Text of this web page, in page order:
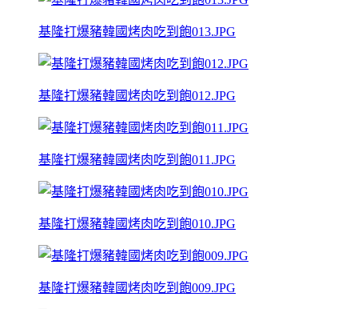
基隆打爆豬韓國烤肉吃到飽013.JPG
基隆打爆豬韓國烤肉吃到飽012.JPG
基隆打爆豬韓國烤肉吃到飽011.JPG
基隆打爆豬韓國烤肉吃到飽010.JPG
基隆打爆豬韓國烤肉吃到飽009.JPG